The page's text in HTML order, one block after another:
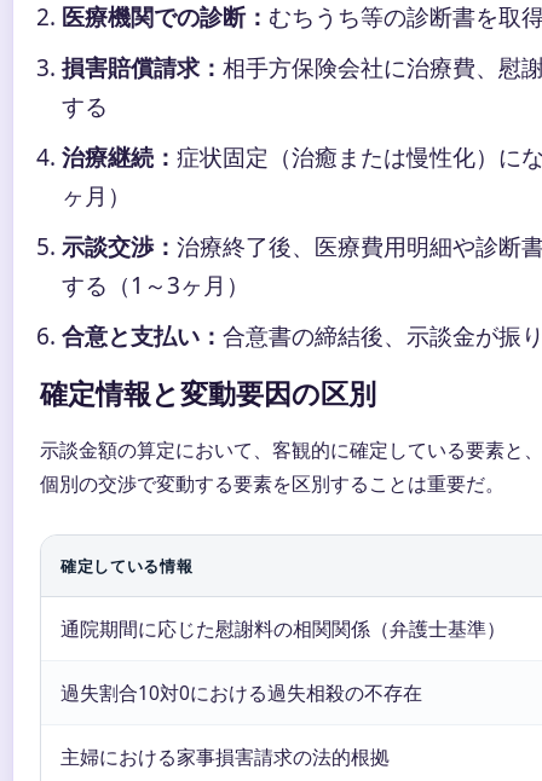
医療機関での診断： むちうち等の診断書を取
損害賠償請求：相手方保険会社に治療費、慰
する
治療継続：症状固定（治癒または慢性化）に
ヶ月）
示談交渉：治療終了後、医療費用明細や診断
する（1～3ヶ月）
合意と支払い：合意書の締結後、示談金が振
確定情報と変動要因の区別
示談金額の算定において、客観的に確定している要素と、
個別の交渉で変動する要素を区別することは重要だ。
確定している情報
通院期間に応じた慰謝料の相関関係（弁護士基準）
過失割合10対0における過失相殺の不存在
主婦における家事損害請求の法的根拠